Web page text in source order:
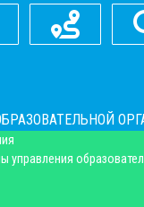
менюКак нас
управления